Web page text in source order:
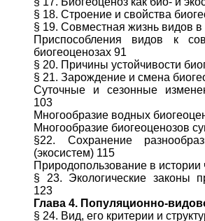
§ 18. Строение и свойства
§ 19. Совместная жизнь видов в
Приспособления видов к
биогеоценозах 91
§ 20. Причины устойчивости
§ 21. Зарождение и смена
Суточные и сезонные
103
Многообразие водных
Многообразие биогеоценозов
§22. Сохранение
(экосистем) 115
Природопользование в истории
§ 23. Экологические законы
123
Глава 4. Популяционно-
§ 24. Вид, его критерии и